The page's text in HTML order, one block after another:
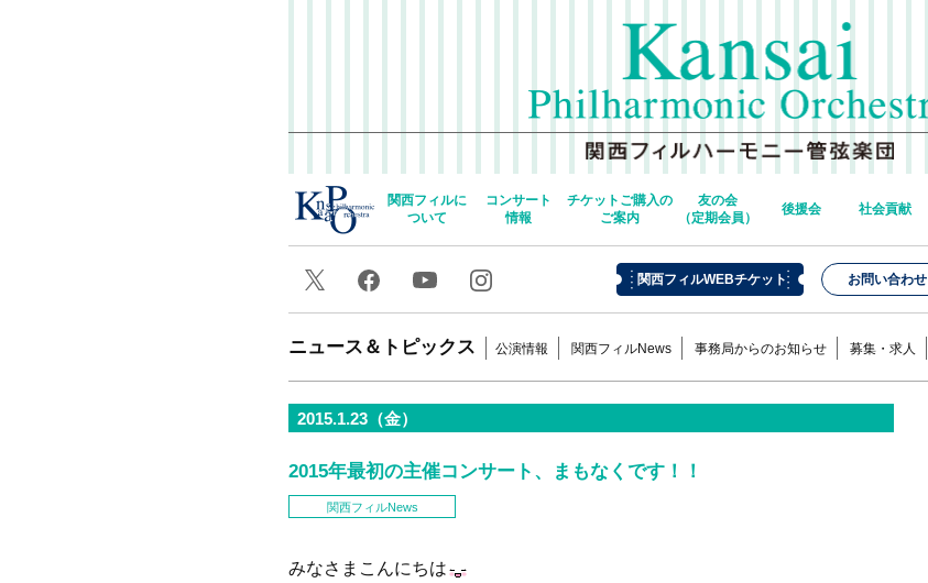
関西フィルに
ついて
コンサート
情報
チケットご購入の
ご案内
友の会
（定期会員）
後援会 社会貢献
関西フィルWEBチケット お問い合わせ
ニュース＆トピックス 公演情報 関西フィルNews 事務局からのお知らせ 募集・求人
2015.1.23（金）
2015年最初の主催コンサート、まもなくです！！
関西フィルNews
みなさまこんにちは